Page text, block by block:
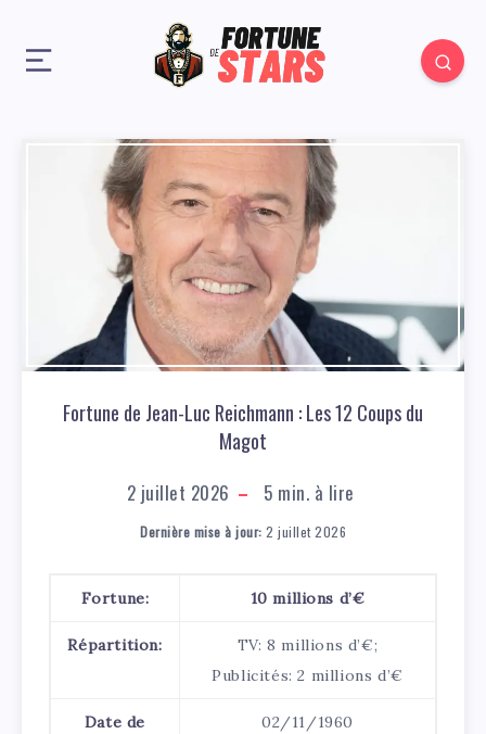
Fortune de Jean-Luc Reichmann : Les 12 Coups du
Magot
2 juillet 2026 5 min. à lire
Dernière mise à jour: 2 juillet 2026
Fortune: 10 millions d’€
Répartition:
TV: 8 millions d’€;
Publicités: 2 millions d’€
Date de
02/11/1960